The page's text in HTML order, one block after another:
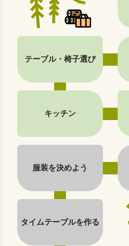
テーブル・椅子選び
キッチン
服装を決めよう
タイムテーブルを作る